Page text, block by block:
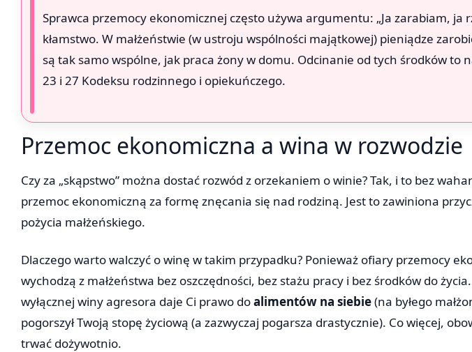
Sprawca przemocy ekonomicznej często używa argumentu: „Ja zarabiam, ja
kłamstwo. W małżeństwie (w ustroju wspólności majątkowej) pieniądze
są tak samo wspólne, jak praca żony w domu. Odcinanie od tych środków to
23 i 27 Kodeksu rodzinnego i opiekuńczego.
Przemoc ekonomiczna a wina w rozwodzie
Czy za „skąpstwo” można dostać rozwód z orzekaniem o winie? Tak, i to bez
przemoc ekonomiczną za formę znęcania się nad rodziną. Jest to zawiniona
pożycia małżeńskiego.
Dlaczego warto walczyć o winę w takim przypadku? Ponieważ ofiary przemocy
wychodzą z małżeństwa bez oszczędności, bez stażu pracy i bez środków do
wyłącznej winy agresora daje Ci prawo doalimentów na siebie(na byłego
pogorszył Twoją stopę życiową (a zazwyczaj pogarsza drastycznie). Co więcej,
trwać dożywotnio.